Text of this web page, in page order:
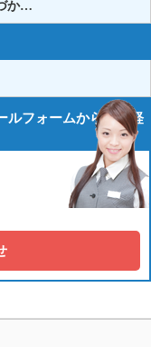
か…
ルフォームからお気軽